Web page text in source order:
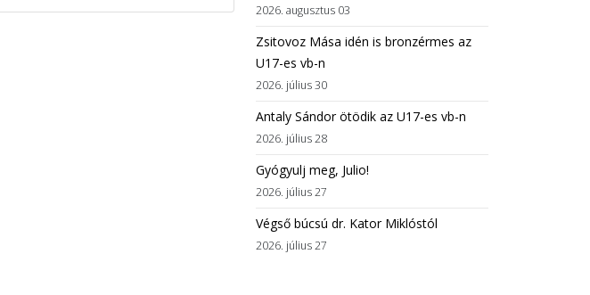
2026. augusztus 03
Zsitovoz Mása idén is bronzérmes az
U17-es vb-n
2026. július 30
Antaly Sándor ötödik az U17-es vb-n
2026. július 28
Gyógyulj meg, Julio!
2026. július 27
Végső búcsú dr. Kator Miklóstól
2026. július 27